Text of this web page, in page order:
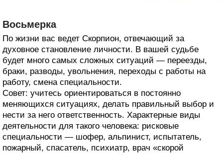
Восьмерка
По жизни вас ведет Скорпион, отвечающий за
духовное становление личности. В вашей судьбе
будет много самых сложных ситуаций — переезды,
браки, разводы, увольнения, переходы с работы на
работу, смена специальности.
Совет: учитесь ориентироваться в постоянно
меняющихся ситуациях, делать правильный выбор и
нести за него ответственность. Характерные виды
деятельности для такого человека: рисковые
специальности — шофер, альпинист, испытатель,
пожарный, спасатель, психиатр, врач «скорой